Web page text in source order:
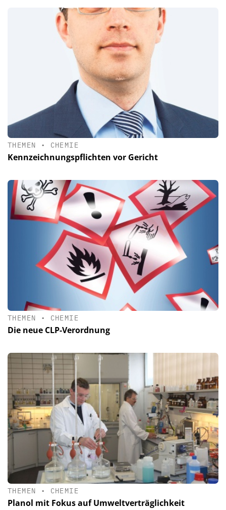
THEMEN • CHEMIE
Kennzeichnungspflichten vor Gericht
THEMEN • CHEMIE
Die neue CLP-Verordnung
THEMEN • CHEMIE
Planol mit Fokus auf Umweltverträglichkeit